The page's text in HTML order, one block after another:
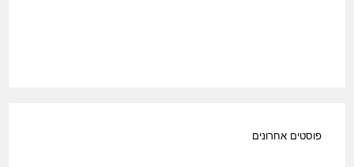
פוסטים אחרונים